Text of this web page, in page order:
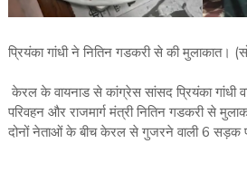
प्रियंका गांधी ने नितिन गडकरी से की मुलाकात।
केरल के वायनाड से कांग्रेस सांसद प्रियंका गांधी
परिवहन और राजमार्ग मंत्री नितिन गडकरी से
दोनों नेताओं के बीच केरल से गुजरने वाली 6 सड़क